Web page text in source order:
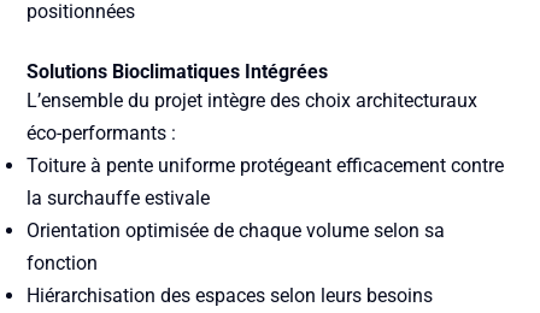
positionnées
Solutions Bioclimatiques Intégrées
L’ensemble du projet intègre des choix architecturaux
éco-performants :
Toiture à pente uniforme protégeant efficacement contre
la surchauffe estivale
Orientation optimisée de chaque volume selon sa
fonction
Hiérarchisation des espaces selon leurs besoins